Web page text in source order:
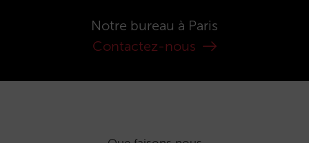
Notre bureau à Paris
Contactez-nous